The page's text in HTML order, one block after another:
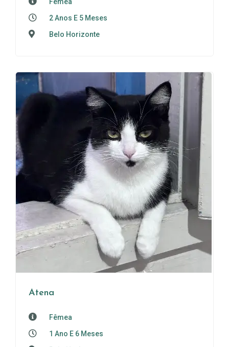
2 Anos E 5 Meses
Belo Horizonte
Atena
Fêmea
1 Ano E 6 Meses